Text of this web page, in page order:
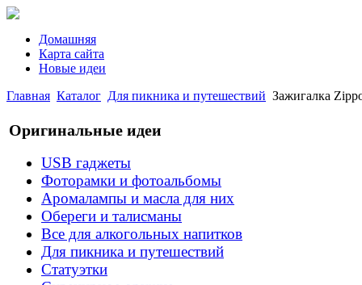
Домашняя
Карта сайта
Новые идеи
Главная Каталог Для пикника и путешествий Зажигалка
Оригинальные идеи
USB гаджеты
Фоторамки и фотоальбомы
Аромалампы и масла для них
Обереги и талисманы
Все для алкогольных напитков
Для пикника и путешествий
Статуэтки